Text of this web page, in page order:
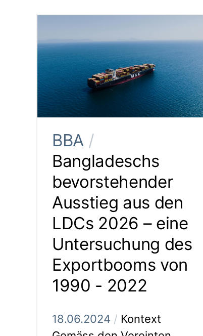
BBA /
Bangladeschs
bevorstehender
Ausstieg aus den
LDCs 2026 – eine
Untersuchung des
Exportbooms von
1990 - 2022
18.06.2024 / Kontext